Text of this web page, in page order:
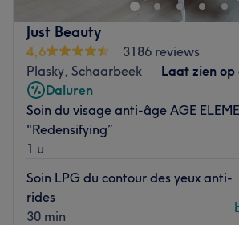
Go to venue
aidons votre corps et votre esprit à
et harmonieux
Go to venue
Just Beauty
4,6
3186 reviews
Plasky, Schaarbeek
Laat zien
Daluren
Soin du visage anti-âge AGE
"Redensifying”
1 u
Soin LPG du contour des yeux anti-
rides
30 min